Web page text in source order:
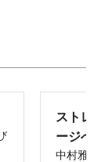
ストレ
ージへ
中村雅俊